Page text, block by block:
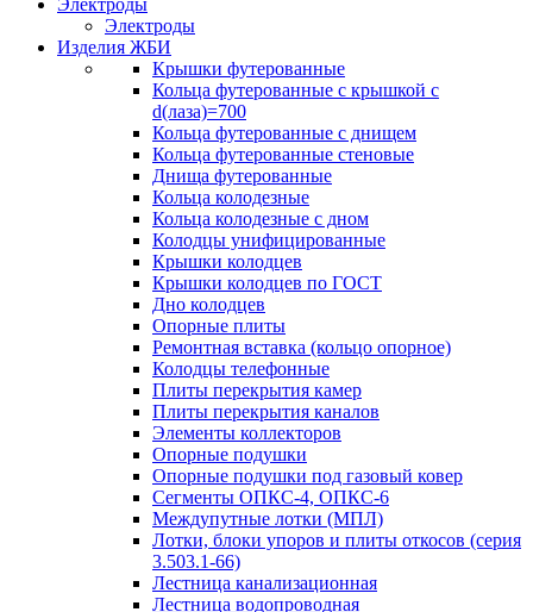
Электроды
Электроды
Изделия ЖБИ
Крышки футерованные
Кольца футерованные с крышкой с
d(лаза)=700
Кольца футерованные с днищем
Кольца футерованные стеновые
Днища футерованные
Кольца колодезные
Кольца колодезные с дном
Колодцы унифицированные
Крышки колодцев
Крышки колодцев по ГОСТ
Дно колодцев
Опорные плиты
Ремонтная вставка (кольцо опорное)
Колодцы телефонные
Плиты перекрытия камер
Плиты перекрытия каналов
Элементы коллекторов
Опорные подушки
Опорные подушки под газовый ковер
Сегменты ОПКС-4, ОПКС-6
Междупутные лотки (МПЛ)
Лотки, блоки упоров и плиты откосов (серия
3.503.1-66)
Лестница канализационная
Лестница водопроводная